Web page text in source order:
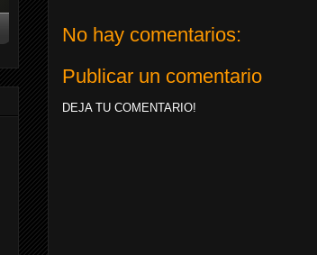
No hay comentarios:
Publicar un comentario
DEJA TU COMENTARIO!